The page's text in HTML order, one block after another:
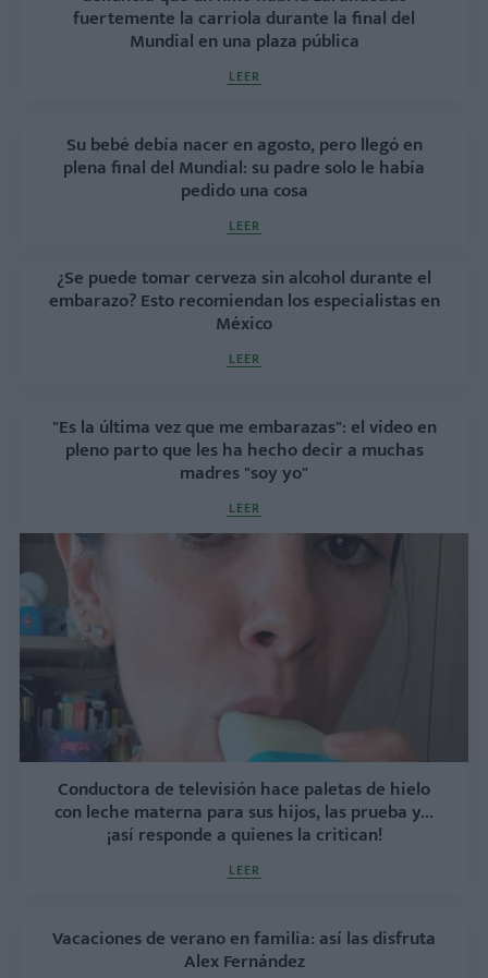
fuertemente la carriola durante la final del
Mundial en una plaza pública
LEER
Su bebé debía nacer en agosto, pero llegó en
plena final del Mundial: su padre solo le había
pedido una cosa
LEER
¿Se puede tomar cerveza sin alcohol durante el
embarazo? Esto recomiendan los especialistas en
México
LEER
"Es la última vez que me embarazas": el video en
pleno parto que les ha hecho decir a muchas
madres "soy yo"
LEER
Conductora de televisión hace paletas de hielo
con leche materna para sus hijos, las prueba y...
¡así responde a quienes la critican!
LEER
Vacaciones de verano en familia: así las disfruta
Alex Fernández